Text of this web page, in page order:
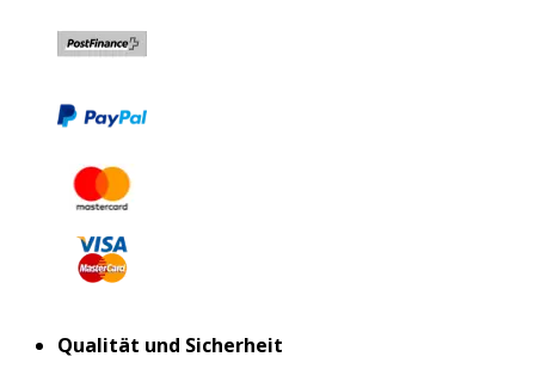
Qualität und Sicherheit